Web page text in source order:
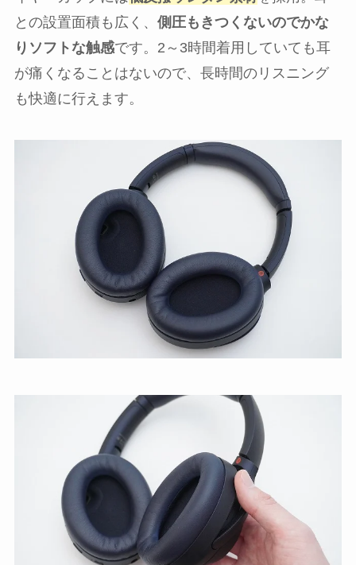
との設置面積も広く、 側圧もきつくないのでかな
りソフトな触感です。2～3時間着用していても耳
が痛くなることはないので、長時間のリスニング
も快適に行えます。